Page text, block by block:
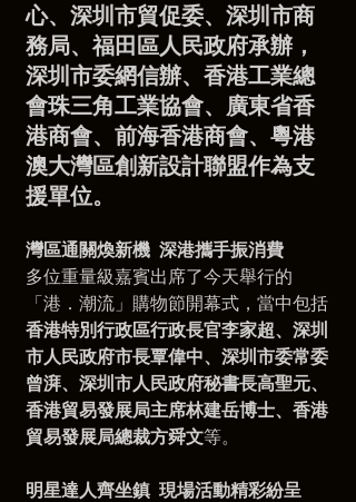
心、深圳市貿促委、深圳市商
務局、福田區人民政府承辦，
深圳市委網信辦、香港工業總
會珠三角工業協會、廣東省香
港商會、前海香港商會、粵港
澳大灣區創新設計聯盟作為支
援單位。
灣區通關煥新機 深港攜手振消費
多位重量級嘉賓出席了今天舉行的
「港．潮流」購物節開幕式，當中包括
香港特別行政區行政長官李家超、深圳
市人民政府市長覃偉中、深圳市委常委
曾湃、深圳市人民政府秘書長高聖元、
香港貿易發展局主席林建岳博士、香港
貿易發展局總裁方舜文等。
明星達人齊坐鎮 現場活動精彩紛呈